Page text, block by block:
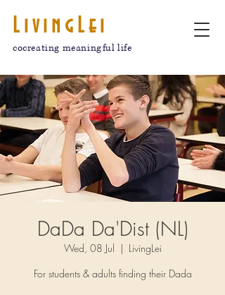
LivingLei
cocreating meaningful life
DaDa Da'Dist (NL)
Wed, 08 Jul
  |
LivingLei
For students & adults finding their Dada